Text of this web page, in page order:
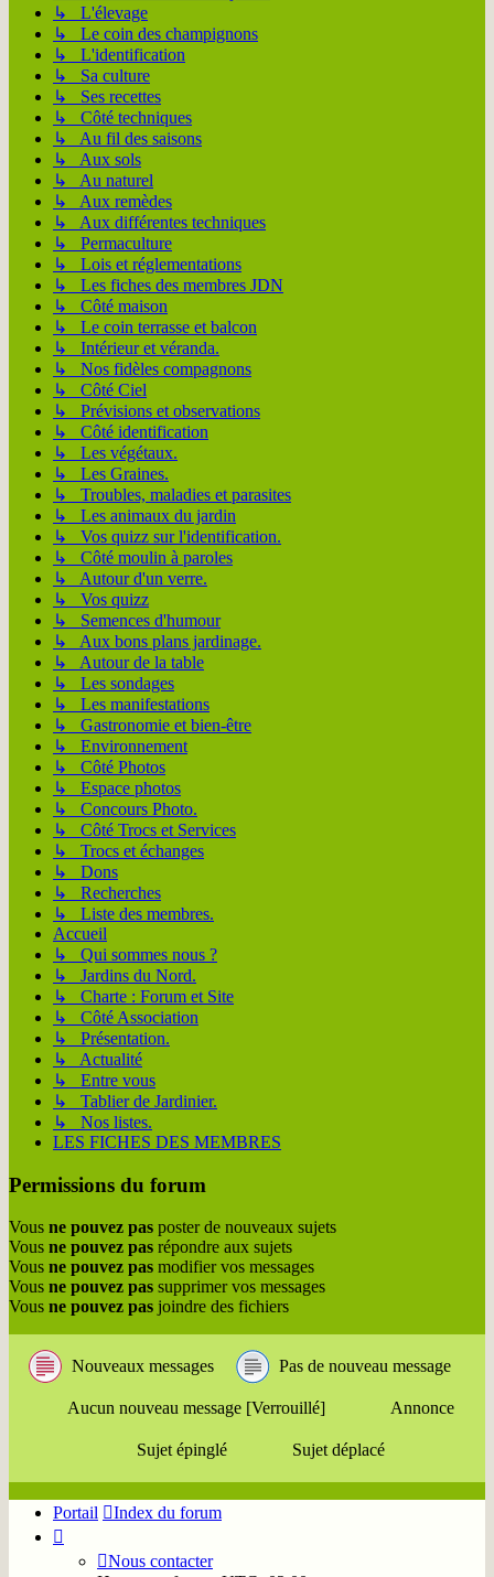
↳ L'élevage
↳ Le coin des champignons
↳ L'identification
↳ Sa culture
↳ Ses recettes
↳ Côté techniques
↳ Au fil des saisons
↳ Aux sols
↳ Au naturel
↳ Aux remèdes
↳ Aux différentes techniques
↳ Permaculture
↳ Lois et réglementations
↳ Les fiches des membres JDN
↳ Côté maison
↳ Le coin terrasse et balcon
↳ Intérieur et véranda.
↳ Nos fidèles compagnons
↳ Côté Ciel
↳ Prévisions et observations
↳ Côté identification
↳ Les végétaux.
↳ Les Graines.
↳ Troubles, maladies et parasites
↳ Les animaux du jardin
↳ Vos quizz sur l'identification.
↳ Côté moulin à paroles
↳ Autour d'un verre.
↳ Vos quizz
↳ Semences d'humour
↳ Aux bons plans jardinage.
↳ Autour de la table
↳ Les sondages
↳ Les manifestations
↳ Gastronomie et bien-être
↳ Environnement
↳ Côté Photos
↳ Espace photos
↳ Concours Photo.
↳ Côté Trocs et Services
↳ Trocs et échanges
↳ Dons
↳ Recherches
↳ Liste des membres.
Accueil
↳ Qui sommes nous ?
↳ Jardins du Nord.
↳ Charte : Forum et Site
↳ Côté Association
↳ Présentation.
↳ Actualité
↳ Entre vous
↳ Tablier de Jardinier.
↳ Nos listes.
LES FICHES DES MEMBRES
Permissions du forum
Vous ne pouvez pas poster de nouveaux sujets
Vous ne pouvez pas répondre aux sujets
Vous ne pouvez pas modifier vos messages
Vous ne pouvez pas supprimer vos messages
Vous ne pouvez pas joindre des fichiers
Nouveaux messages Pas de nouveau message
Aucun nouveau message [Verrouillé] Annonce
Sujet épinglé Sujet déplacé
Portail Index du forum
Nous contacter